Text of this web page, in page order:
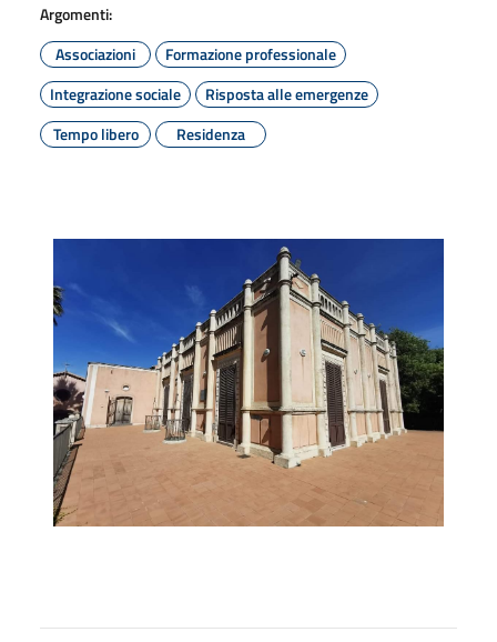
Argomenti:
Associazioni
Formazione professionale
Integrazione sociale
Risposta alle emergenze
Tempo libero
Residenza